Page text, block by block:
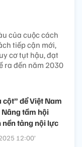
của cuộc cách
tiếp cận mới,
cơ tụt hậu, đạt
ra đến năm 2030
cột” để Việt Nam
tầm hội
nền tảng nội lực
12:00’